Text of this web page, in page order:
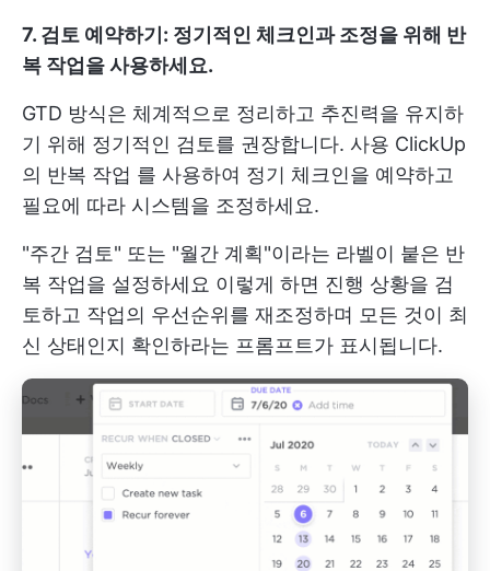
7. 검토 예약하기: 정기적인 체크인과 조정을 위해 반
복 작업을 사용하세요.
GTD 방식은 체계적으로 정리하고 추진력을 유지하
기 위해 정기적인 검토를 권장합니다. 사용 ClickUp
의 반복 작업 를 사용하여 정기 체크인을 예약하고
필요에 따라 시스템을 조정하세요.
"주간 검토" 또는 "월간 계획"이라는 라벨이 붙은 반
복 작업을 설정하세요 이렇게 하면 진행 상황을 검
토하고 작업의 우선순위를 재조정하며 모든 것이 최
신 상태인지 확인하라는 프롬프트가 표시됩니다.